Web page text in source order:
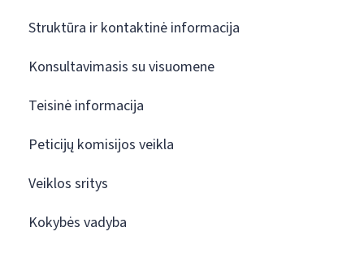
Struktūra ir kontaktinė informacija
Konsultavimasis su visuomene
Teisinė informacija
Peticijų komisijos veikla
Veiklos sritys
Kokybės vadyba